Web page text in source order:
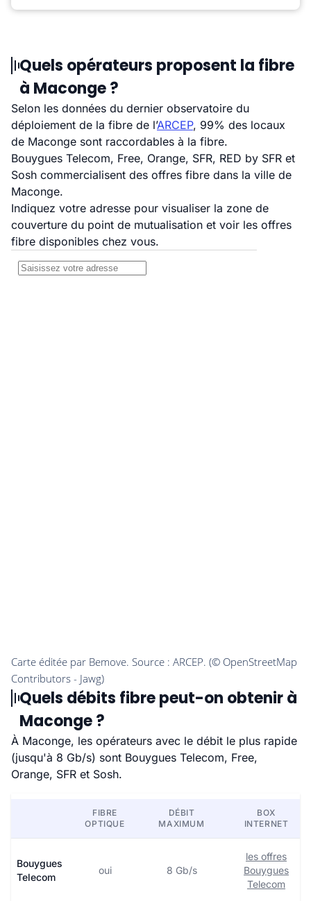
Quels opérateurs proposent la fibre
à Maconge ?
Selon les données du dernier observatoire du
déploiement de la fibre de l’ARCEP, 99% des locaux
de Maconge sont raccordables à la fibre.
Bouygues Telecom, Free, Orange, SFR, RED by SFR et
Sosh commercialisent des offres fibre dans la ville de
Maconge.
Indiquez votre adresse pour visualiser la zone de
couverture du point de mutualisation et voir les offres
fibre disponibles chez vous.
Quels débits fibre peut-on obtenir à
Maconge ?
À Maconge, les opérateurs avec le débit le plus rapide
(jusqu'à 8 Gb/s) sont Bouygues Telecom, Free,
Orange, SFR et Sosh.
FIBRE
OPTIQUE
DÉBIT
MAXIMUM
BOX
INTERNET
Bouygues
Telecom
oui 8 Gb/s
les offres
Bouygues
Telecom